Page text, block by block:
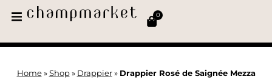
0
Home» Shop» Drappier» Drappier Rosé de Saignée Mezza